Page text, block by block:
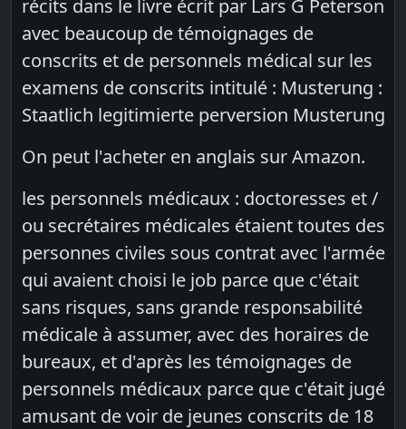
récits dans le livre écrit par Lars G Peterson
avec beaucoup de témoignages de
conscrits et de personnels médical sur les
examens de conscrits intitulé : Musterung :
Staatlich legitimierte perversion Musterung
On peut l'acheter en anglais sur Amazon.
les personnels médicaux : doctoresses et /
ou secrétaires médicales étaient toutes des
personnes civiles sous contrat avec l'armée
qui avaient choisi le job parce que c'était
sans risques, sans grande responsabilité
médicale à assumer, avec des horaires de
bureaux, et d'après les témoignages de
personnels médicaux parce que c'était jugé
amusant de voir de jeunes conscrits de 18